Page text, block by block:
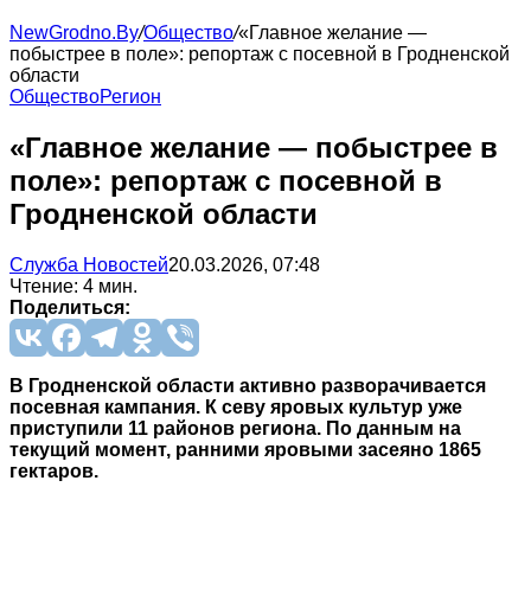
NewGrodno.By/Общество/«Главное желание —
побыстрее в поле»: репортаж с посевной в Гродненской
области
ОбществоРегион
«Главное желание — побыстрее в
поле»: репортаж с посевной в
Гродненской области
Служба Новостей20.03.2026, 07:48
Чтение: 4 мин.
Поделиться:
В Гродненской области активно разворачивается
посевная кампания. К севу яровых культур уже
приступили 11 районов региона. По данным на
текущий момент, ранними яровыми засеяно 1865
гектаров.